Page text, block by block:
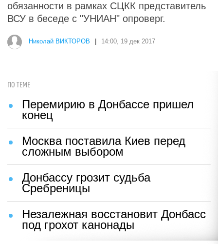
обязанности в рамках СЦКК представитель
ВСУ в беседе с "УНИАН" опроверг.
Николай ВИКТОРОВ 14:00, 19 дек 2017
ПО ТЕМЕ
Перемирию в Донбассе пришел
конец
Москва поставила Киев перед
сложным выбором
Донбассу грозит судьба
Сребреницы
Незалежная восстановит Донбасс
под грохот канонады